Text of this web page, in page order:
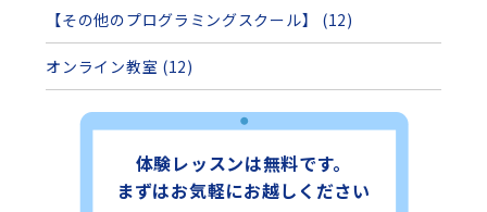
【その他のプログラミングスクール】 (12)
オンライン教室 (12)
体験レッスンは無料です。
まずはお気軽にお越しください